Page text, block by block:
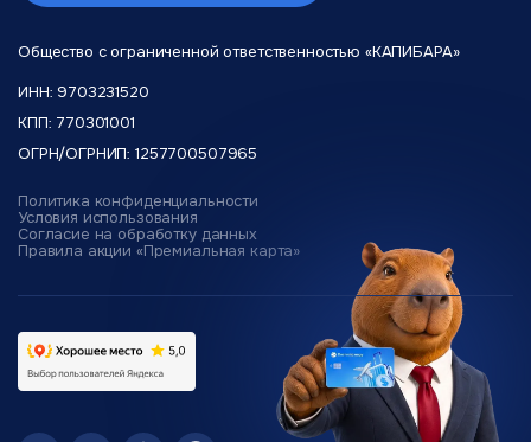
Общество с ограниченной ответственностью «КАПИБАРА»
ИНН: 9703231520
КПП: 770301001
ОГРН/ОГРНИП: 1257700507965
Политика конфиденциальности
Условия использования
Согласие на обработку данных
Правила акции «Премиальная карта»